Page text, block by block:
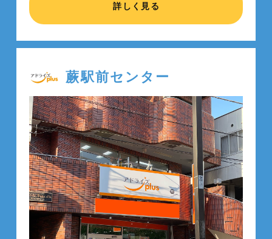
詳しく見る
蕨駅前センター